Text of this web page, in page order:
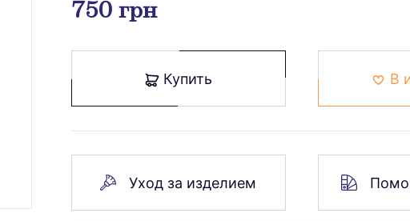
750 грн
Купить В
Уход за изделием